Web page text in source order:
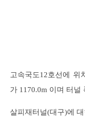
고속국도12호선에 위
가 1170.0m 이며 터널
살피재터널(대구)에